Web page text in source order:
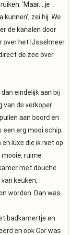
'Maar... je
zei hij. We
de kanalen door
over het IJsselmeer
de zee over
eindelijk aan bij
van de verkoper
aan boord en
een erg mooi schip;
luxe die ik niet op
ruime
met douche.
keuken,
worden. Dan was
badkamertje en
en ook Cor was